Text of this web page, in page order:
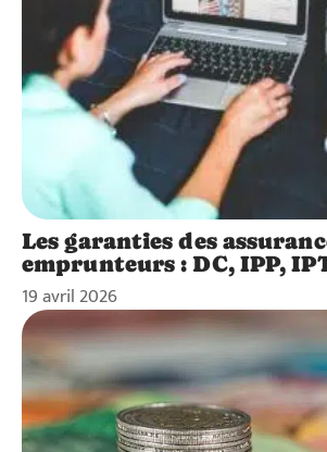
Les garanties des
emprunteurs : DC, IPP,
19 avril 2026